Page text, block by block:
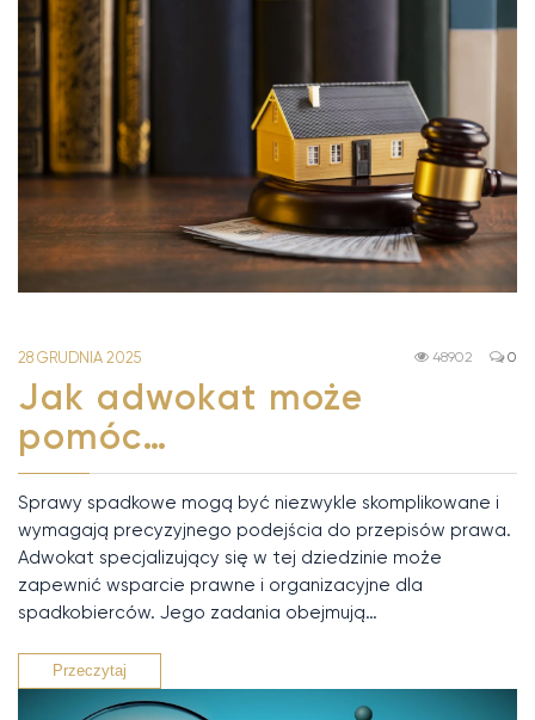
28 GRUDNIA 2025 0
48902
Jak adwokat może
pomóc…
Sprawy spadkowe mogą być niezwykle skomplikowane i
wymagają precyzyjnego podejścia do przepisów prawa.
Adwokat specjalizujący się w tej dziedzinie może
zapewnić wsparcie prawne i organizacyjne dla
spadkobierców. Jego zadania obejmują…
Przeczytaj